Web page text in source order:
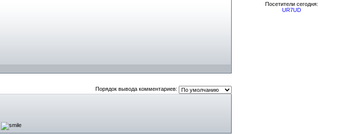
Порядок вывода комментариев:
Посетители сегодня:
UR7UD